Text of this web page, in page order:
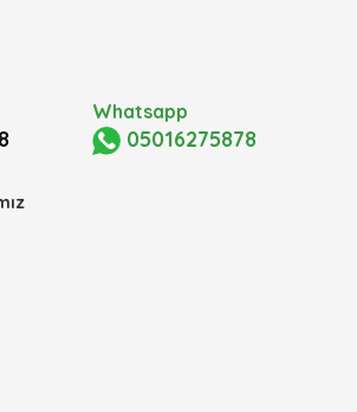
Whatsapp
05016275878